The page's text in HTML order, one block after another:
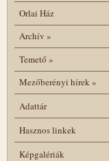
Orlai Ház
Archív »
Temető»
Mezőberényi hírek»
Adattár
Hasznos linkek
Képgalériák